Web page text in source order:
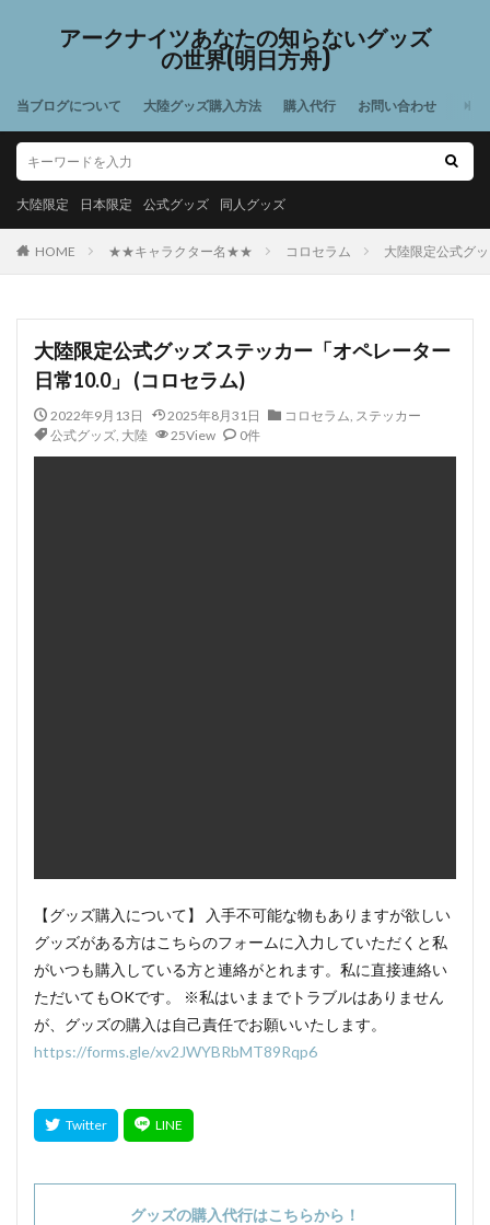
アークナイツあなたの知らないグッズ
の世界(明日方舟)
当ブログについて 大陸グッズ購入方法 購入代行 お問い合わせ
大陸限定 日本限定 公式グッズ 同人グッズ
HOME ★★キャラクター名★★ コロセラム 大陸限定公式グ
大陸限定公式グッズ ステッカー「オペレーター
日常10.0」 (コロセラム)
2022年9月13日 2025年8月31日 コロセラム, ステッカー
公式グッズ, 大陸 25View 0件
【グッズ購入について】 入手不可能な物もありますが欲しい
グッズがある方はこちらのフォームに入力していただくと私
がいつも購入している方と連絡がとれます。私に直接連絡い
ただいてもOKです。 ※私はいままでトラブルはありません
が、グッズの購入は自己責任でお願いいたします。
https://forms.gle/xv2JWYBRbMT89Rqp6
グッズの購入代行はこちらから！